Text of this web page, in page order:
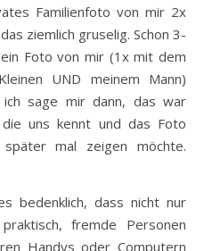
Familienfoto von mir 2x
ziemlich gruselig. Schon 3-
Foto von mir (1x mit dem
UND meinem Mann)
sage mir dann, das war
uns kennt und das Foto
mal zeigen möchte.
bedenklich, dass nicht nur
fremde Personen
Handys oder Computern